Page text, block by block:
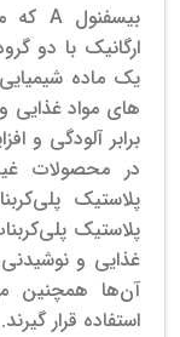
ارگانیک با دو
یک ماده
های مواد غذایی
برابر آلودگی و
پلاستیک
پلاستیک
غذایی و
آن‌ها همچنین
استفاده قرار گیرند.